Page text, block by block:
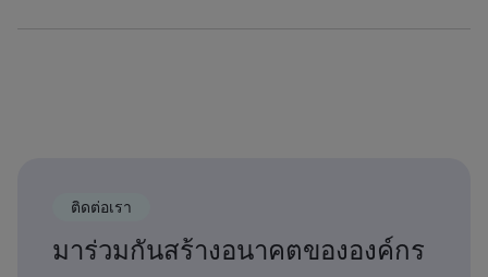
ติดต่อเรา
มาร่วมกันสร้างอนาคตขององค์กร